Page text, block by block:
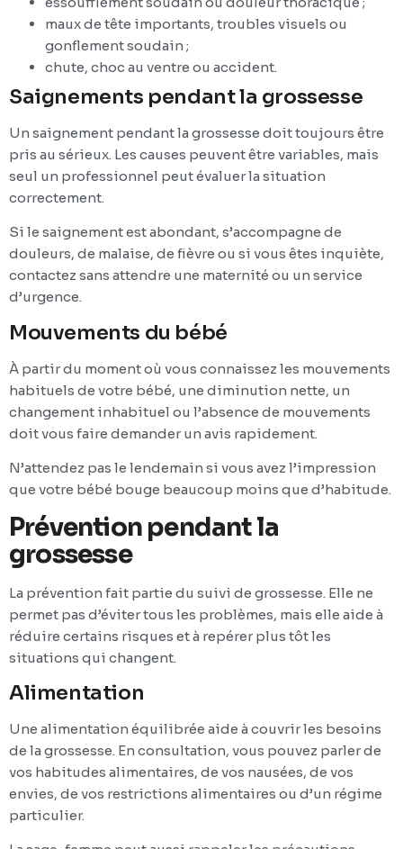
maux de tête importants, troubles visuels ou
gonflement soudain ;
chute, choc au ventre ou accident.
Saignements pendant la grossesse
Un saignement pendant la grossesse doit toujours être
pris au sérieux. Les causes peuvent être variables, mais
seul un professionnel peut évaluer la situation
correctement.
Si le saignement est abondant, s’accompagne de
douleurs, de malaise, de fièvre ou si vous êtes inquiète,
contactez sans attendre une maternité ou un service
d’urgence.
Mouvements du bébé
À partir du moment où vous connaissez les mouvements
habituels de votre bébé, une diminution nette, un
changement inhabituel ou l’absence de mouvements
doit vous faire demander un avis rapidement.
N’attendez pas le lendemain si vous avez l’impression
que votre bébé bouge beaucoup moins que d’habitude.
Prévention pendant la
grossesse
La prévention fait partie du suivi de grossesse. Elle ne
permet pas d’éviter tous les problèmes, mais elle aide à
réduire certains risques et à repérer plus tôt les
situations qui changent.
Alimentation
Une alimentation équilibrée aide à couvrir les besoins
de la grossesse. En consultation, vous pouvez parler de
vos habitudes alimentaires, de vos nausées, de vos
envies, de vos restrictions alimentaires ou d’un régime
particulier.